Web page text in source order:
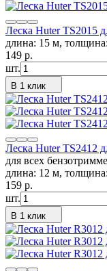
Леска Huter TS2015
длина: 15 м,
149 p.
шт.
В 1 клик
Леска Huter TS2412
для всех
длина: 12 м,
159 p.
шт.
В 1 клик